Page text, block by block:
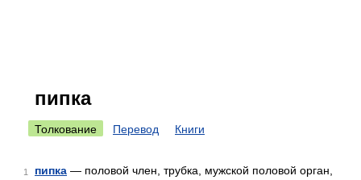
пипка
Толкование Перевод Книги
1 пипка — половой член, трубка, мужской половой орган,